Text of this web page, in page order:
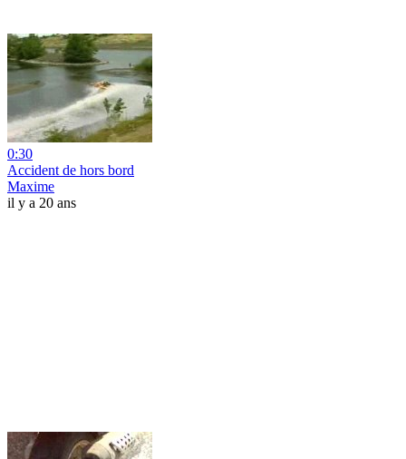
0:30
Accident de hors bord
Maxime
il y a 20 ans